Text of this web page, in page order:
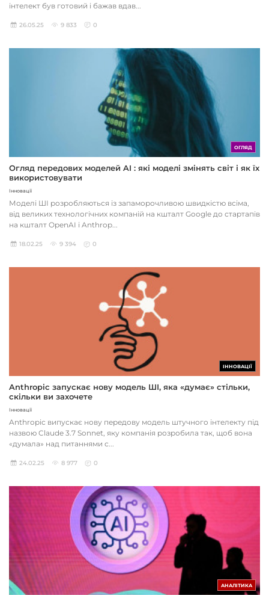
інтелект був готовий і бажав вдав...
26.05.25 9 833 0
ОГЛЯД
Огляд передових моделей AI : які моделі змінять світ і як їх
використовувати
Інновації
Моделі ШІ розробляються із запаморочливою швидкістю всіма,
від великих технологічних компаній на кшталт Google до стартапів
на кшталт OpenAI і Anthrop...
18.02.25 9 394 0
ІННОВАЦІЇ
Anthropic запускає нову модель ШІ, яка «думає» стільки,
скільки ви захочете
Інновації
Anthropic випускає нову передову модель штучного інтелекту під
назвою Claude 3.7 Sonnet, яку компанія розробила так, щоб вона
«думала» над питаннями с...
24.02.25 8 977 0
АНАЛІТИКА